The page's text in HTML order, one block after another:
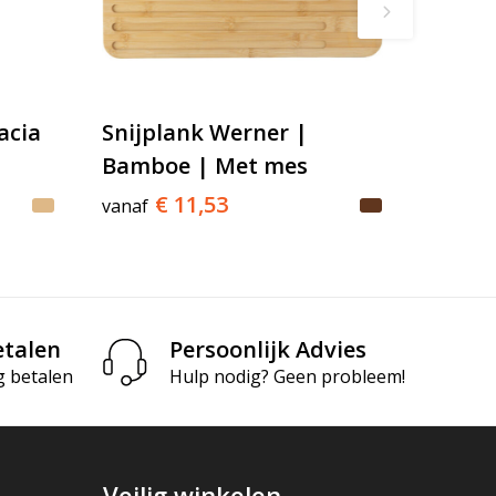
Snijplank Werner |
Bamboe | Met mes
vanaf € 11,53
betalen
Persoonlijk Advies
Hulp nodig? Geen probleem!